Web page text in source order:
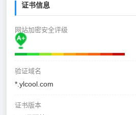
证书信息
网站加密安全评级
验证域名
*.ylcool.com
证书版本